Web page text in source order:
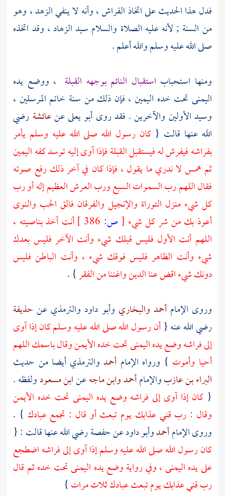
فدل هذا الحديث على اتخاذ الفراش ، وأنه لا ينفي الزهد ، وهو
من السنة ; لأنه عليه الصلاة والسلام سيد الزهاد ، وقد اتخذه
صلى الله عليه وسلم والله أعلم .
ومنها استحباب استقبال النائم بوجهه القبلة ، ووضع يده
اليمنى تحت خده اليمين ، فإن ذلك من سنة خاتم المرسلين ،
وسيد الأولين والآخرين . فقد روى أبو يعلىعنعائشة رضي
الله عنها قالت {كان رسول الله صلى الله عليه وسلم يأمر
بفراشه فيفرش له فيستقبل القبلة فإذا آوى إليه توسد كفه اليمين
ثم همس لا ندري ما يقول ، فإذا كان في آخر ذلك رفع صوته
فقال اللهم رب السموات السبع ورب العرش العظيم إله أو رب
كل شيء منزل التوراة والإنجيل والفرقان فالق الحب والنوى
أعوذ بك من شر كل شيء [ص:
أنت آخذ بناصيته ،
اللهم أنت الأول فليس قبلك شيء وأنت الآخر فليس بعدك
شيء وأنت الظاهر فليس فوقك شيء ، وأنت الباطن فليس
دونك شيء اقض عنا الدين واغننا من الفقر} .
وروى الإمامأحمد والبخاري وأبو داود والترمذي عن حذيفة
رضي الله عنه {أن رسول الله صلى الله عليه وسلم كان إذا آوى
إلى فراشه وضع يده اليمنى تحت خده الأيمن وقال باسمك اللهم
أحيا وأموت } ورواه الإمام أحمد والترمذيأيضا من حديث
البراء بن عازبوالإمامأحمدوابن ماجهعنابن مسعودولفظه .
{كان إذا آوى إلى فراشه وضع يده اليمنى تحت خده الأيمن
وقال : رب قني عذابك يوم تبعث أو قال : تجمع عبادك } .
وروى الإمامأحمدوأبو داودعنحفصةرضي الله عنها قالت : {
كان رسول الله صلى الله عليه وسلم إذا آوى إلى فراشه اضطجع
على يده اليمنى ، وفي رواية وضع يده اليمنى تحت خده ثم قال
رب قني عذابك يوم تبعث عبادك ثلاث مرات}